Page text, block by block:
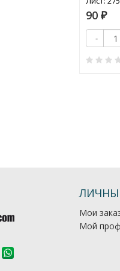
90 ₽
-
Мои
Мой